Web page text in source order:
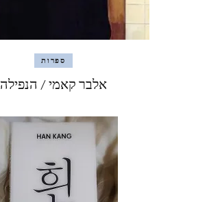
ספרות
אלבר קאמי / הנפילה